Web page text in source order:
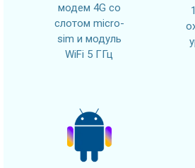
модем 4G со
слотом micro-
sim и модуль
WiFi 5 ГГц